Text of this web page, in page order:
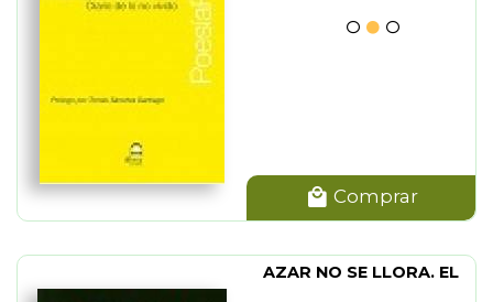
Comprar
AZAR NO SE LLORA. EL